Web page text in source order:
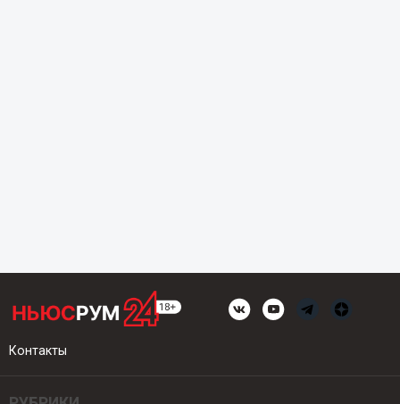
Контакты